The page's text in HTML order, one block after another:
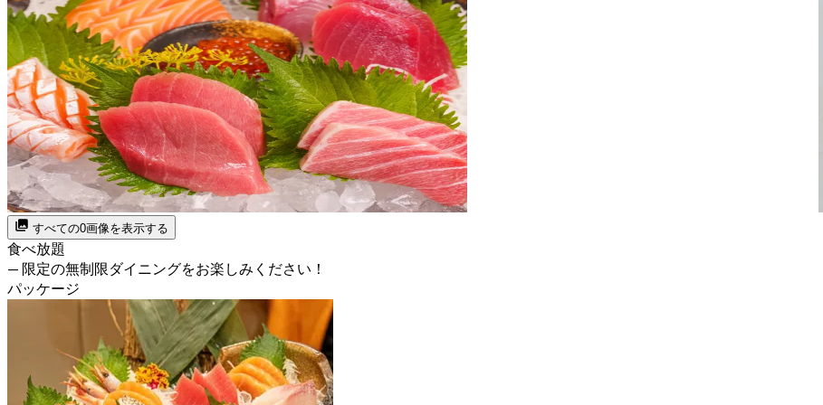
すべての0画像を表示する
食べ放題
— 限定の無制限ダイニングをお楽しみください！
パッケージ